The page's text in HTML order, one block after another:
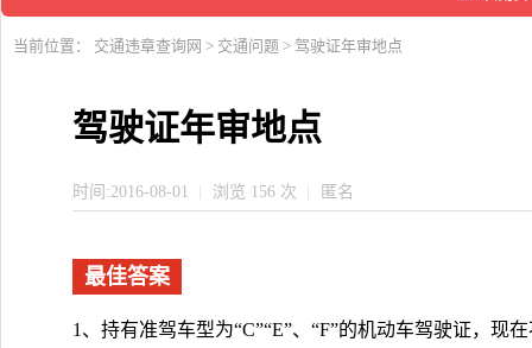
当前位置： 交通违章查询网 > 交通问题 > 驾驶证年审地点
驾驶证年审地点
时间:2016-08-01 浏览 156 次 匿名
最佳答案
1、持有准驾车型为“C”“E”、“F”的机动车驾驶证，现